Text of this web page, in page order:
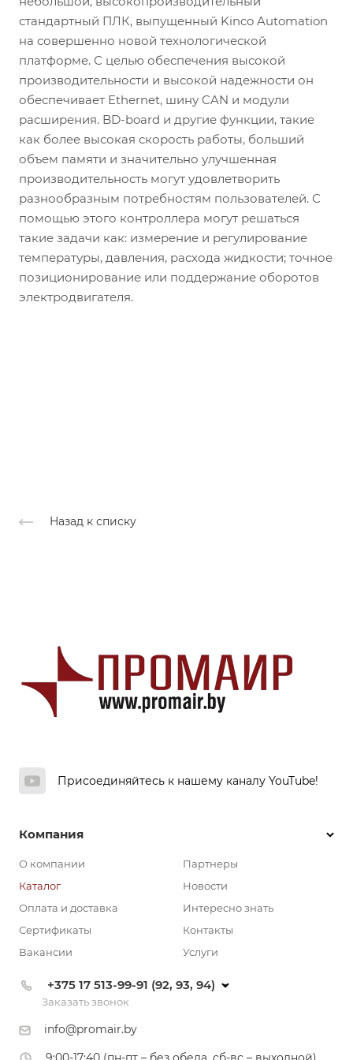
стандартный ПЛК, выпущенный Kinco Automation
на совершенно новой технологической
платформе. С целью обеспечения высокой
производительности и высокой надежности он
обеспечивает Ethernet, шину CAN и модули
расширения. BD-board и другие функции, такие
как более высокая скорость работы, больший
объем памяти и значительно улучшенная
производительность могут удовлетворить
разнообразным потребностям пользователей. С
помощью этого контроллера могут решаться
такие задачи как: измерение и регулирование
температуры, давления, расхода жидкости; точное
позиционирование или поддержание оборотов
электродвигателя.
Назад к списку
Присоединяйтесь к нашему каналу YouTube!
Компания
О компании
Каталог
Оплата и доставка
Сертификаты
Вакансии
Партнеры
Новости
Интересно знать
Контакты
Услуги
+375 17 513-99-91 (92, 93, 94)
Заказать звонок
info@promair.by